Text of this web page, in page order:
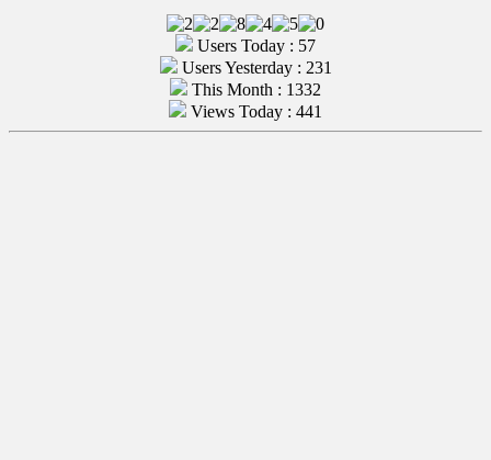
Users Today : 57
Users Yesterday : 231
This Month : 1332
Views Today : 441